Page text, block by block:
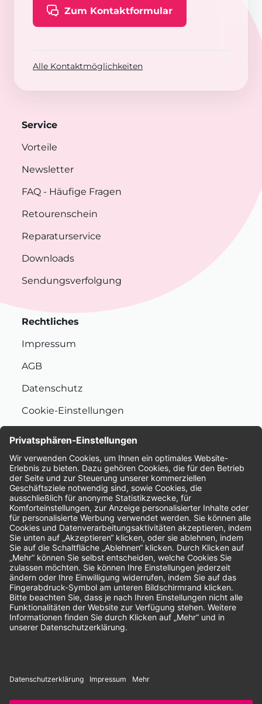
Zum Kontaktformular
Alle Kontaktmöglichkeiten
Service
Vorteile
Newsletter
FAQ - Häufige Fragen
Retourenschein
Reparaturservice
Downloads
Sendungsverfolgung
Rechtliches
Impressum
AGB
Datenschutz
Cookie-Einstellungen
Bewertungen
Unsere Zahlungsarten:
Rechnung SEPA-Lastschrift Vorkasse